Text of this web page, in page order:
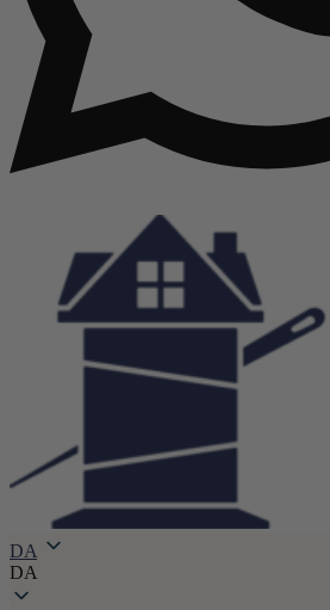
DA
DA